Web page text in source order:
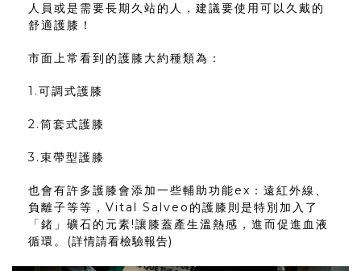
人員或是需要長期久站的人，建議要使用可以久戴的
舒適護膝！
市面上常看到的護膝大約種類為：
1.可調式護膝
2.筒套式護膝
3.束帶型護膝
也會有許多護膝會添加一些輔助功能ex：遠紅外線、
負離子等等，Vital Salveo的護膝則是特別加入了
「鍺」礦石的元素!讓膝蓋產生溫熱感，進而促進血液
循環。
(詳情請看檢驗報告)